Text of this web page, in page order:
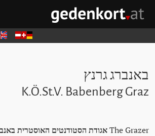
GEDENKORT - דף הבית
Deutsch
באנברג גרנץ
K.Ö.St.V. Babenberg Graz
The Grazerאגודת הסטודנטים האוסטרית